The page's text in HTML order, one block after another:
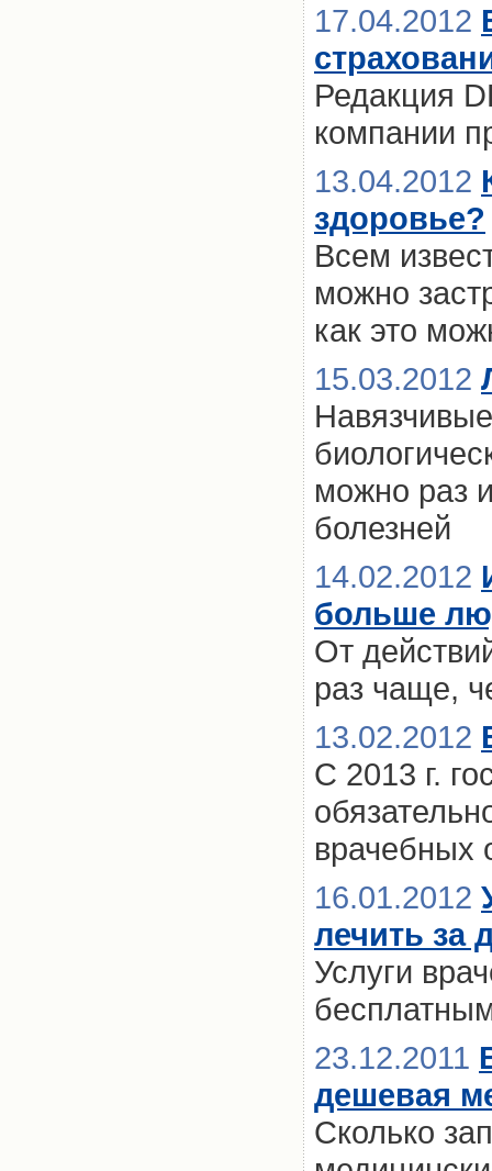
17.04.2012
Редакция
компании
13.04.2012
здоровье?
Всем
можно
как это
15.03.2012
можно раз
болезней
14.02.2012
больше
От
раз чаще,
13.02.2012
С 2013 г.
врачебных
16.01.2012
лечить за
Услуги
23.12.2011
дешевая
Сколько